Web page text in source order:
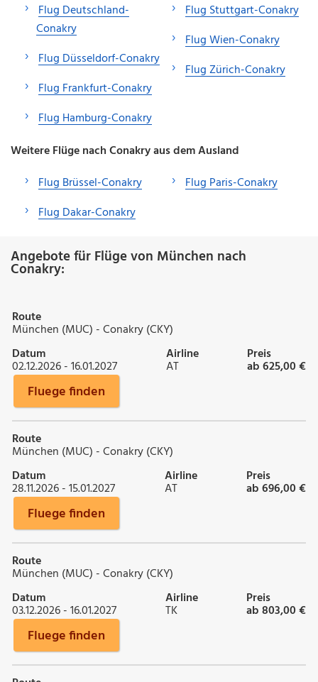
Flug Deutschland-
Conakry
Flug Düsseldorf-Conakry
Flug Frankfurt-Conakry
Flug Hamburg-Conakry
Flug Stuttgart-Conakry
Flug Wien-Conakry
Flug Zürich-Conakry
Weitere Flüge nach Conakry aus dem Ausland
Flug Brüssel-Conakry
Flug Dakar-Conakry
Flug Paris-Conakry
Angebote für Flüge von München nach
Conakry:
Route
München (MUC) - Conakry (CKY)
Datum
02.12.2026 - 16.01.2027
Airline
AT
Preis
ab 625,00 €
Fluege finden
Route
München (MUC) - Conakry (CKY)
Datum
28.11.2026 - 15.01.2027
Airline
AT
Preis
ab 696,00 €
Fluege finden
Route
München (MUC) - Conakry (CKY)
Datum
03.12.2026 - 16.01.2027
Airline
TK
Preis
ab 803,00 €
Fluege finden